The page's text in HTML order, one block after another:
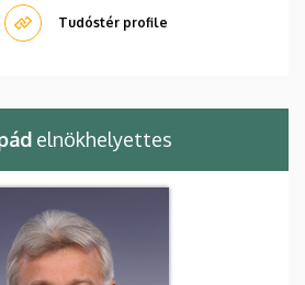
Tudóstér profile
elnökhelyettes